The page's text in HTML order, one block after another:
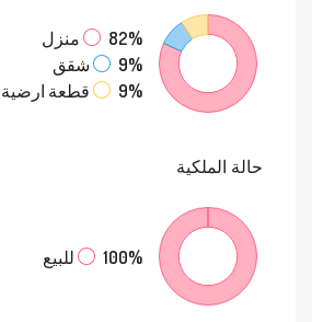
82%
منزل
9%
شقق
9%
قطعة ارضية
حالة الملكية
100% للبيع